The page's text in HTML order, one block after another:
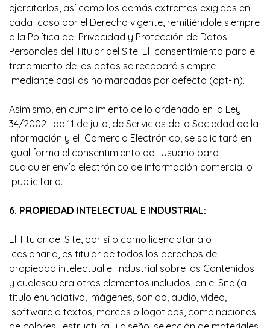
ejercitarlos, así como los demás extremos exigidos en
cada caso por el Derecho vigente, remitiéndole siempre
a la Política de Privacidad y Protección de Datos
Personales del Titular del Site. El consentimiento para el
tratamiento de los datos se recabará siempre
mediante casillas no marcadas por defecto (opt-in).
Asimismo, en cumplimiento de lo ordenado en la Ley
34/2002, de 11 de julio, de Servicios de la Sociedad de la
Información y el Comercio Electrónico, se solicitará en
igual forma el consentimiento del Usuario para
cualquier envío electrónico de información comercial o
publicitaria.
6. PROPIEDAD INTELECTUAL E INDUSTRIAL:
El Titular del Site, por sí o como licenciataria o
cesionaria, es titular de todos los derechos de
propiedad intelectual e industrial sobre los Contenidos
y cualesquiera otros elementos incluidos en el Site (a
título enunciativo, imágenes, sonido, audio, vídeo,
software o textos; marcas o logotipos, combinaciones